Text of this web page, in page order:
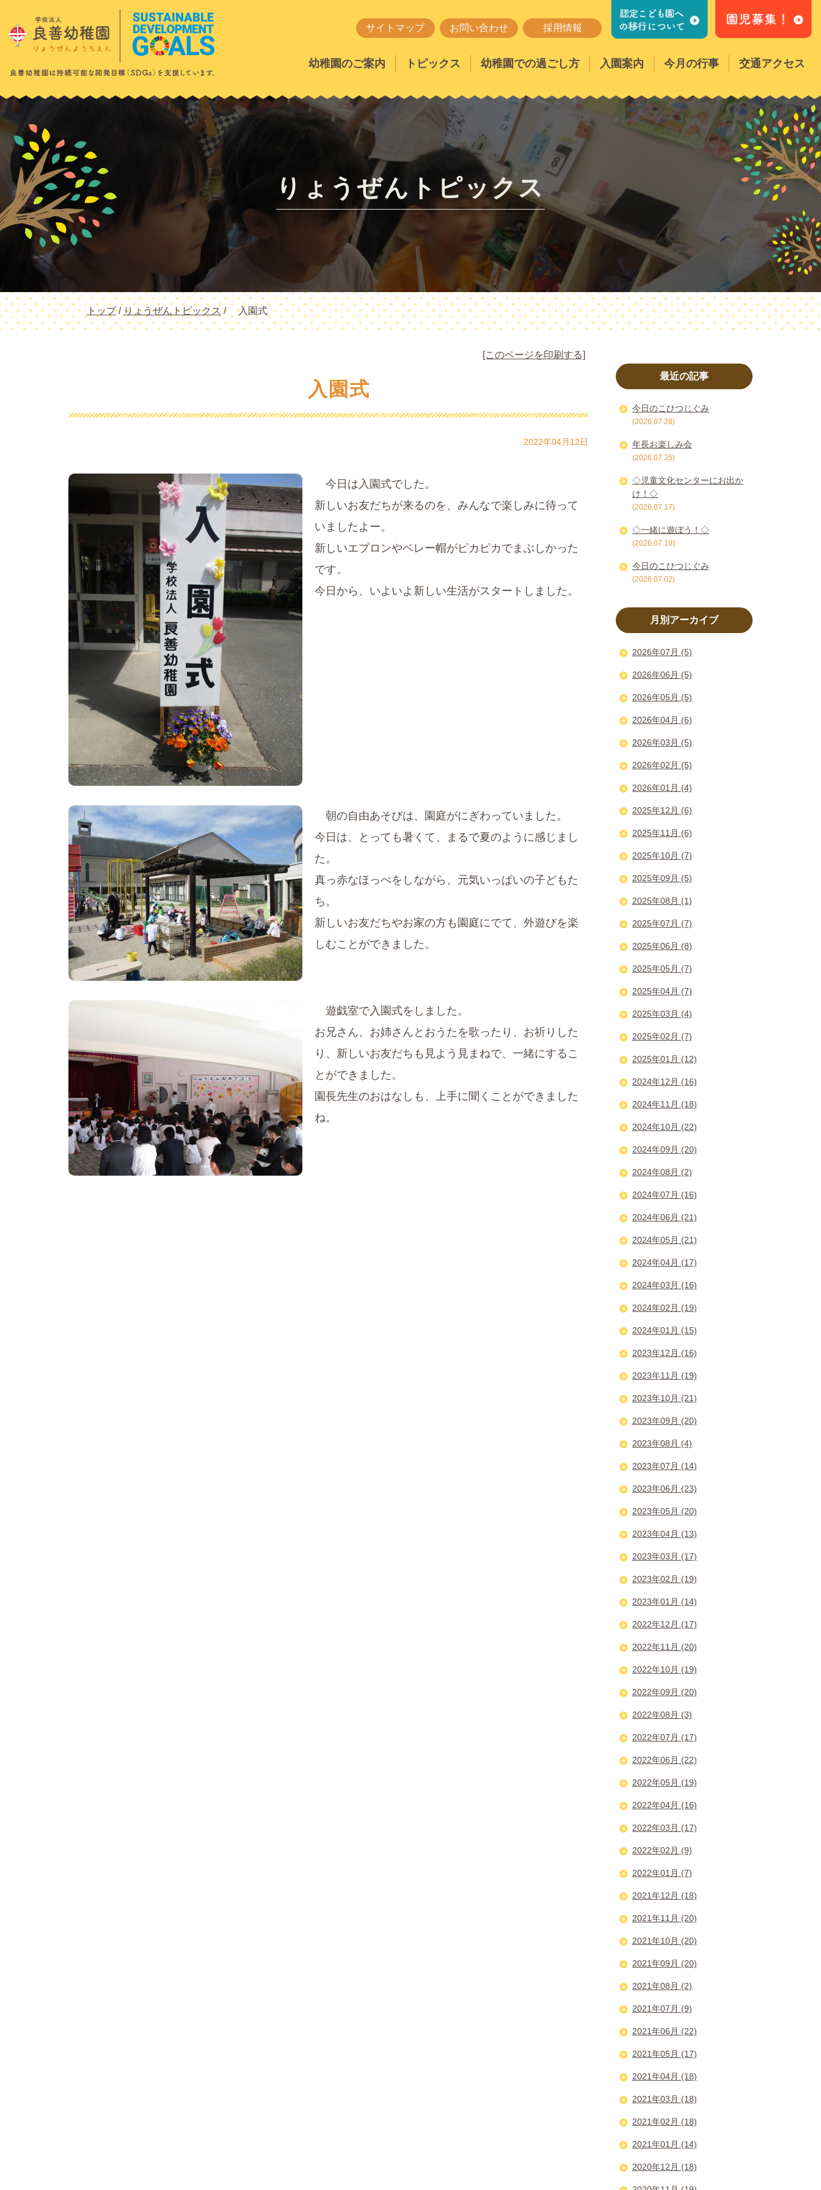
サイトマップ お問い合わせ 採用情報
幼稚園のご案内 トピックス 幼稚園での過ごし方 入園案内 今月の行事 交通アクセス
りょうぜんトピックス
現
在
トップ/ りょうぜんトピックス / 入園式
[このページを印刷する]
入園式
2022年04月12日
今日は入園式でした。
新しいお友だちが来るのを、みんなで楽しみに待って
いましたよー。
新しいエプロンやベレー帽がピカピカでまぶしかった
です。
今日から、いよいよ新しい生活がスタートしました。
朝の自由あそびは、園庭がにぎわっていました。
今日は、とっても暑くて、まるで夏のように感じまし
た。
真っ赤なほっぺをしながら、元気いっぱいの子どもた
ち。
新しいお友だちやお家の方も園庭にでて、外遊びを楽
しむことができました。
遊戯室で入園式をしました。
お兄さん、お姉さんとおうたを歌ったり、お祈りした
り、新しいお友だちも見よう見まねで、一緒にするこ
とができました。
園長先生のおはなしも、上手に聞くことができました
ね。
最近の記事
今日のこひつじぐみ
(2026.07.28)
年長お楽しみ会
(2026.07.25)
◇児童文化センターにお出か
け！◇
(2026.07.17)
◇一緒に遊ぼう！◇
(2026.07.10)
今日のこひつじぐみ
(2026.07.02)
月別アーカイブ
2026年07月 (5)
2026年06月 (5)
2026年05月 (5)
2026年04月 (6)
2026年03月 (5)
2026年02月 (5)
2026年01月 (4)
2025年12月 (6)
2025年11月 (6)
2025年10月 (7)
2025年09月 (5)
2025年08月 (1)
2025年07月 (7)
2025年06月 (8)
2025年05月 (7)
2025年04月 (7)
2025年03月 (4)
2025年02月 (7)
2025年01月 (12)
2024年12月 (16)
2024年11月 (18)
2024年10月 (22)
2024年09月 (20)
2024年08月 (2)
2024年07月 (16)
2024年06月 (21)
2024年05月 (21)
2024年04月 (17)
2024年03月 (16)
2024年02月 (19)
2024年01月 (15)
2023年12月 (16)
2023年11月 (19)
2023年10月 (21)
2023年09月 (20)
2023年08月 (4)
2023年07月 (14)
2023年06月 (23)
2023年05月 (20)
2023年04月 (13)
2023年03月 (17)
2023年02月 (19)
2023年01月 (14)
2022年12月 (17)
2022年11月 (20)
2022年10月 (19)
2022年09月 (20)
2022年08月 (3)
2022年07月 (17)
2022年06月 (22)
2022年05月 (19)
2022年04月 (16)
2022年03月 (17)
2022年02月 (9)
2022年01月 (7)
2021年12月 (18)
2021年11月 (20)
2021年10月 (20)
2021年09月 (20)
2021年08月 (2)
2021年07月 (9)
2021年06月 (22)
2021年05月 (17)
2021年04月 (18)
2021年03月 (18)
2021年02月 (18)
2021年01月 (14)
2020年12月 (18)